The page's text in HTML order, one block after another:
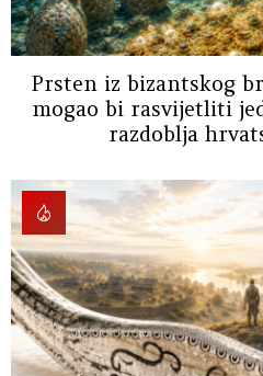
Prsten iz bizantskog
mogao bi rasvijetliti
razdoblja